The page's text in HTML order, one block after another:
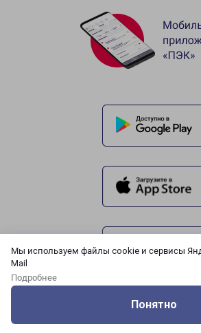
Мы используем файлы cookie и сервисы
Mail
Подробнее
Понятно